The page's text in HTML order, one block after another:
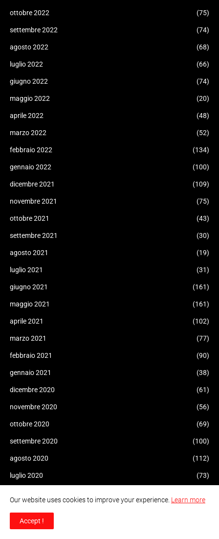
ottobre 2022 (75)
settembre 2022 (74)
agosto 2022 (68)
luglio 2022 (66)
giugno 2022 (74)
maggio 2022 (20)
aprile 2022 (48)
marzo 2022 (52)
febbraio 2022 (134)
gennaio 2022 (100)
dicembre 2021 (109)
novembre 2021 (75)
ottobre 2021 (43)
settembre 2021 (30)
agosto 2021 (19)
luglio 2021 (31)
giugno 2021 (161)
maggio 2021 (161)
aprile 2021 (102)
marzo 2021 (77)
febbraio 2021 (90)
gennaio 2021 (38)
dicembre 2020 (61)
novembre 2020 (56)
ottobre 2020 (69)
settembre 2020 (100)
agosto 2020 (112)
luglio 2020 (73)
aprile 2020
Our website uses cookies to improve your experience. Learn more
Accept !